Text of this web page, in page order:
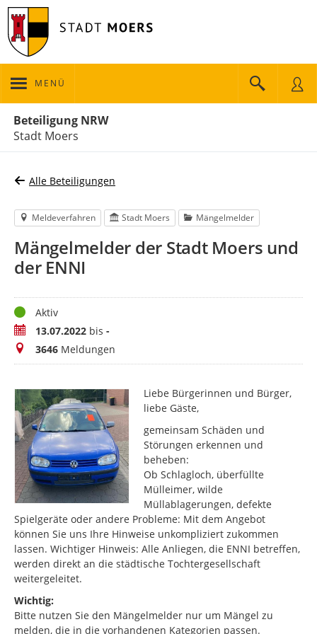
MENÜ
Beteiligung NRW
Stadt Moers
Alle Beteiligungen
Meldeverfahren Stadt Moers Mängelmelder
Mängelmelder der Stadt Moers und
der ENNI
StatusAktiv
Zeitraum13.07.2022 bis -
Meldungen
3646 Meldungen
Liebe Bürgerinnen und Bürger,
liebe Gäste,
gemeinsam Schäden und
Störungen erkennen und
beheben:
Ob Schlagloch, überfüllte
Mülleimer, wilde
Müllablagerungen, defekte
Spielgeräte oder andere Probleme: Mit dem Angebot
können Sie uns Ihre Hinweise unkompliziert zukommen
lassen. Wichtiger Hinweis: Alle Anliegen, die ENNI betreffen,
werden direkt an die städtische Tochtergesellschaft
weitergeleitet.
Wichtig:
Bitte nutzen Sie den Mängelmelder nur um Mängel zu
melden, die in die vorhandenen Kategorien passen.